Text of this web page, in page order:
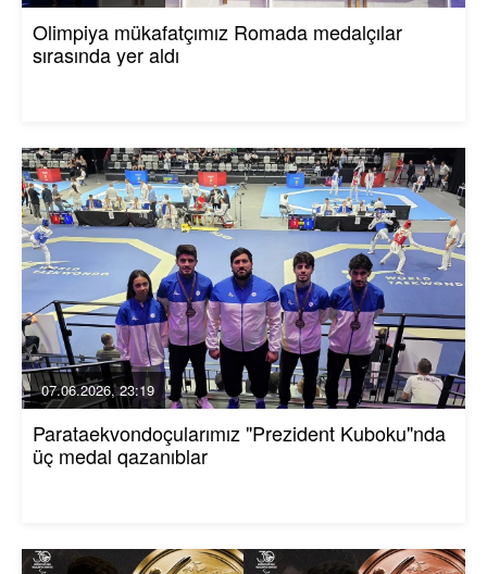
Olimpiya mükafatçımız Romada medalçılar
sırasında yer aldı
07.06.2026, 23:19
Parataekvondoçularımız "Prezident Kuboku"nda
üç medal qazanıblar